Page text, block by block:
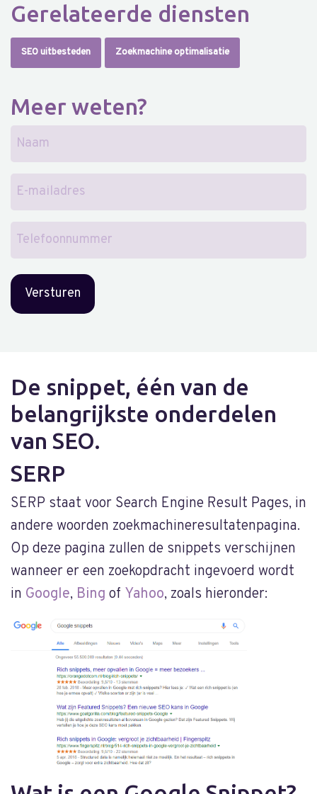
Gerelateerde diensten
SEO uitbesteden Zoekmachine optimalisatie
Meer weten?
Naam
E-
Telefoonnummer
De snippet, één van de
belangrijkste onderdelen
van SEO.
SERP
SERP staat voor Search Engine Result Pages, in
andere woorden zoekmachineresultatenpagina.
Op deze pagina zullen de snippets verschijnen
wanneer er een zoekopdracht ingevoerd wordt
in Google, Bing of Yahoo, zoals hieronder: